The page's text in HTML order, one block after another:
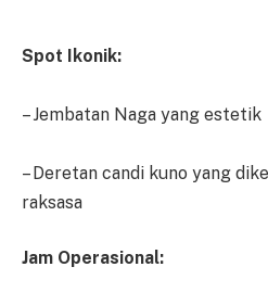
Spot Ikonik:
– Jembatan Naga yang estetik
– Deretan candi kuno yang
raksasa
Jam Operasional: